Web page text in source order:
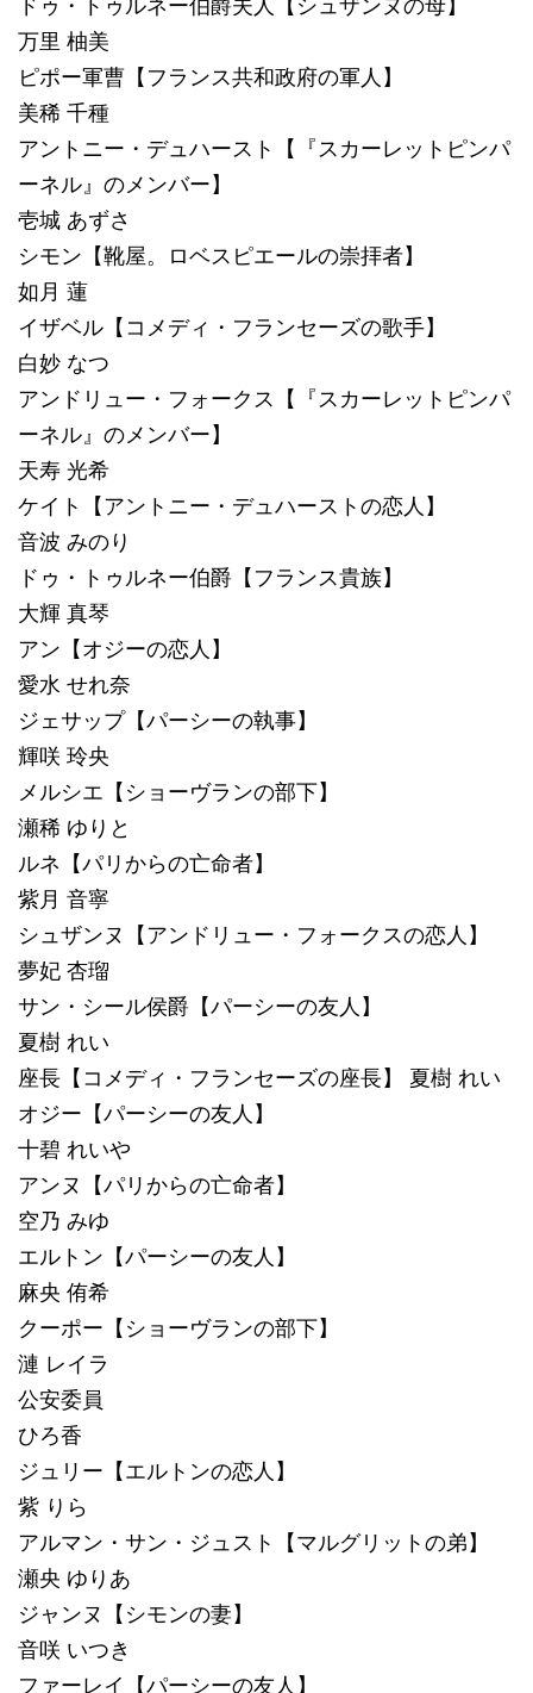
万里 柚美
ピポー軍曹【フランス共和政府の軍人】
美稀 千種
アントニー・デュハースト【『スカーレットピンパ
ーネル』のメンバー】
壱城 あずさ
シモン【靴屋。ロベスピエールの崇拝者】
如月 蓮
イザベル【コメディ・フランセーズの歌手】
白妙 なつ
アンドリュー・フォークス【『スカーレットピンパ
ーネル』のメンバー】
天寿 光希
ケイト【アントニー・デュハーストの恋人】
音波 みのり
ドゥ・トゥルネー伯爵【フランス貴族】
大輝 真琴
アン【オジーの恋人】
愛水 せれ奈
ジェサップ【パーシーの執事】
輝咲 玲央
メルシエ【ショーヴランの部下】
瀬稀 ゆりと
ルネ【パリからの亡命者】
紫月 音寧
シュザンヌ【アンドリュー・フォークスの恋人】
夢妃 杏瑠
サン・シール侯爵【パーシーの友人】
夏樹 れい
座長【コメディ・フランセーズの座長】 夏樹 れい
オジー【パーシーの友人】
十碧 れいや
アンヌ【パリからの亡命者】
空乃 みゆ
エルトン【パーシーの友人】
麻央 侑希
クーポー【ショーヴランの部下】
漣 レイラ
公安委員
ひろ香
ジュリー【エルトンの恋人】
紫 りら
アルマン・サン・ジュスト【マルグリットの弟】
瀬央 ゆりあ
ジャンヌ【シモンの妻】
音咲 いつき
ファーレイ【パーシーの友人】